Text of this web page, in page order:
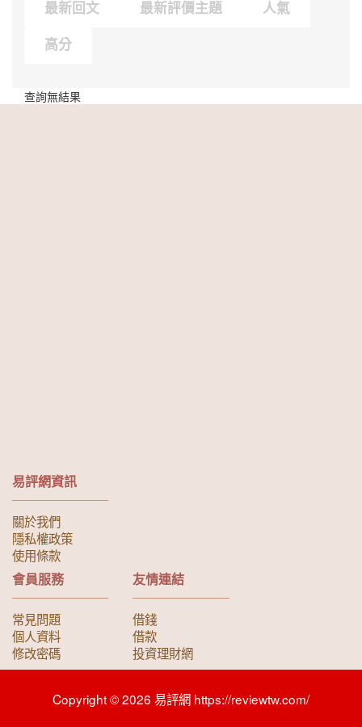
最新回文 最新評價主題 人氣
高分
查詢無結果
易評網資訊
關於我們
隱私權政策
使用條款
會員服務
常見問題
個人資料
修改密碼
友情連結
借錢
借款
投資理財網
Copyright © 2026 易評網 https://reviewtw.com/